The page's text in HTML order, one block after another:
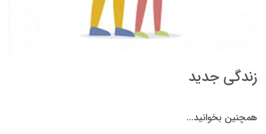
زندگی جدید
همچنین بخوانید...